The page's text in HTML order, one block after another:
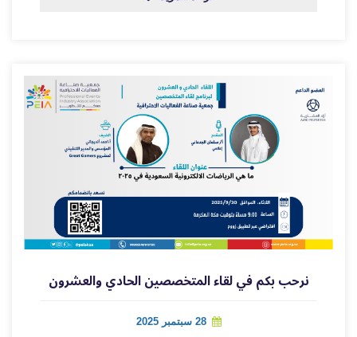
نرحب بكم في لقاء المتخصصين الحادي والعشرون
28 سبتمبر 2025